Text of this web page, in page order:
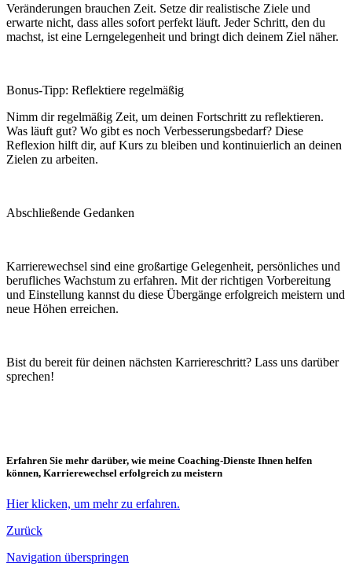
Veränderungen brauchen Zeit. Setze dir realistische Ziele und
erwarte nicht, dass alles sofort perfekt läuft. Jeder Schritt, den du
machst, ist eine Lerngelegenheit und bringt dich deinem Ziel näher.
Bonus-Tipp: Reflektiere regelmäßig
Nimm dir regelmäßig Zeit, um deinen Fortschritt zu reflektieren.
Was läuft gut? Wo gibt es noch Verbesserungsbedarf? Diese
Reflexion hilft dir, auf Kurs zu bleiben und kontinuierlich an deinen
Zielen zu arbeiten.
Abschließende Gedanken
Karrierewechsel sind eine großartige Gelegenheit, persönliches und
berufliches Wachstum zu erfahren. Mit der richtigen Vorbereitung
und Einstellung kannst du diese Übergänge erfolgreich meistern und
neue Höhen erreichen.
Bist du bereit für deinen nächsten Karriereschritt? Lass uns darüber
sprechen!
Erfahren Sie mehr darüber, wie meine Coaching-Dienste Ihnen helfen
können, Karrierewechsel erfolgreich zu meistern
Hier klicken, um mehr zu erfahren.
Zurück
Navigation überspringen